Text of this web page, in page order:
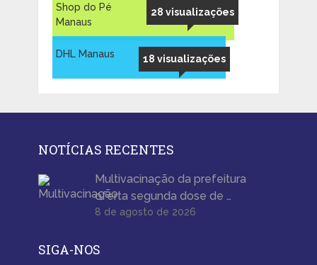
28 visualizações
Shop do Pé
Manaus
18 visualizações
DHL Manaus
NOTÍCIAS RECENTES
Multivacinação da prefeitura
oferta segunda dose de …
8 de agosto de 2026
SIGA-NOS